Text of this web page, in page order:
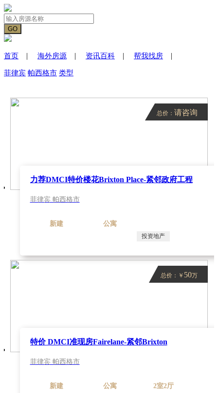
首页 | 海外房源 | 资讯百科 | 帮我找房 |
菲律宾 帕西格市 类型
总价： 请咨询
力荐DMCI特价楼花Brixton Place-紧邻政府工程
菲律宾 帕西格市
新建 公寓
投资地产
总价：￥ 50万
特价 DMCI准现房Fairelane-紧邻Brixton
菲律宾 帕西格市
新建 公寓 2室2厅